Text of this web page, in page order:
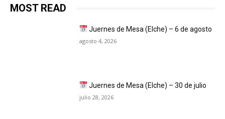
MOST READ
Juernes de Mesa (Elche) – 6 de agosto
agosto 4, 2026
Juernes de Mesa (Elche) – 30 de julio
julio 28, 2026